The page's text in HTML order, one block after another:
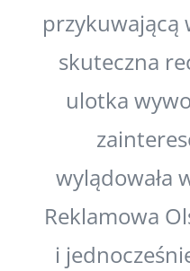
przykuwającą
skuteczna
ulotka
wylądowała
Reklamowa
i